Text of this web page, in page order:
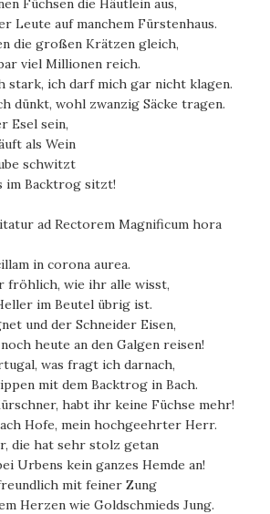
Füchsen die Häutlein aus,
Leute auf manchem Fürstenhaus.
die großen Krätzen gleich,
viel Millionen reich.
stark, ich darf mich gar nicht klagen.
dünkt, wohl zwanzig Säcke tragen.
Esel sein,
als Wein
schwitzt
im Backtrog sitzt!
ad Rectorem Magnificum hora
in corona aurea.
fröhlich, wie ihr alle wisst,
im Beutel übrig ist.
und der Schneider Eisen,
heute an den Galgen reisen!
was fragt ich darnach,
mit dem Backtrog in Bach.
habt ihr keine Füchse mehr!
Hofe, mein hochgeehrter Herr.
die hat sehr stolz getan
Urbens kein ganzes Hemde an!
mit feiner Zung
Herzen wie Goldschmieds Jung.